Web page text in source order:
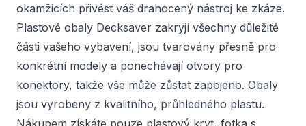
okamžicích přivést váš drahocený nástroj ke zkáze.
Plastové obaly Decksaver zakryjí všechny důležité
části vašeho vybavení, jsou tvarovány přesně pro
konkrétní modely a ponechávají otvory pro
konektory, takže vše může zůstat zapojeno. Obaly
jsou vyrobeny z kvalitního, průhledného plastu.
Nákupem získáte pouze plastový kryt, fotka s